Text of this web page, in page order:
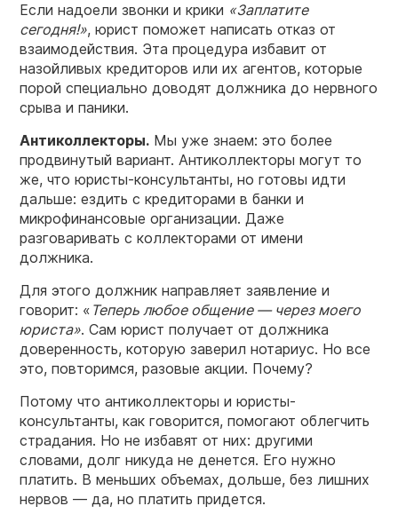
Если надоели звонки и крики «Заплатите
сегодня!», юрист поможет написать отказ от
взаимодействия. Эта процедура избавит от
назойливых кредиторов или их агентов, которые
порой специально доводят должника до нервного
срыва и паники.
Антиколлекторы. Мы уже знаем: это более
продвинутый вариант. Антиколлекторы могут то
же, что юристы-консультанты, но готовы идти
дальше: ездить с кредиторами в банки и
микрофинансовые организации. Даже
разговаривать с коллекторами от имени
должника.
Для этого должник направляет заявление и
говорит: « Теперь любое общение — через моего
юриста». Сам юрист получает от должника
доверенность, которую заверил нотариус. Но все
это, повторимся, разовые акции. Почему?
Потому что антиколлекторы и юристы-
консультанты, как говорится, помогают облегчить
страдания. Но не избавят от них: другими
словами, долг никуда не денется. Его нужно
платить. В меньших объемах, дольше, без лишних
нервов — да, но платить придется.